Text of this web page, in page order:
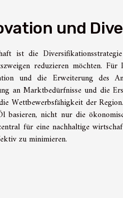
und
ist die
reduzieren möchten.
und die Erweiterung des
an Marktbedürfnisse und die
Wettbewerbsfähigkeit der
nicht nur die
für eine nachhaltige
zu minimieren.